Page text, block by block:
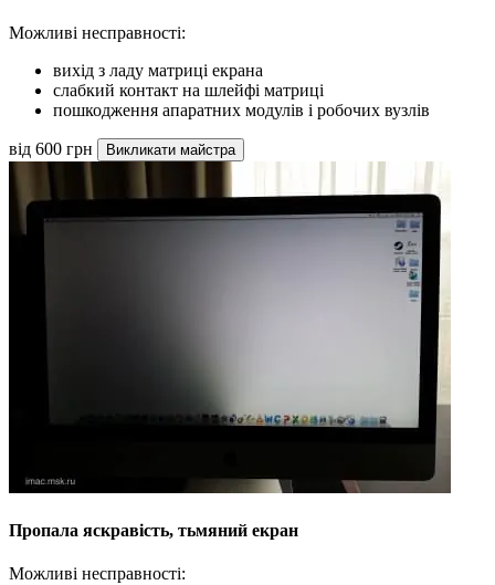
Можливі несправності:
вихід з ладу матриці екрана
слабкий контакт на шлейфі матриці
пошкодження апаратних модулів і робочих вузлів
від 600 грн Викликати майстра
Пропала яскравість, тьмяний екран
Можливі несправності: